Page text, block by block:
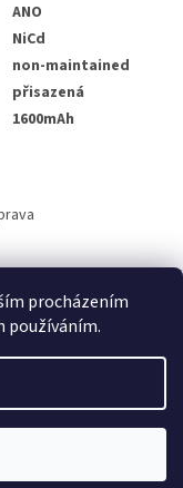
procházením
používáním.
ANO
NiCd
non-maintained
přisazená
1600mAh
práva vyhrazena.
Jarní 5715, 430 04